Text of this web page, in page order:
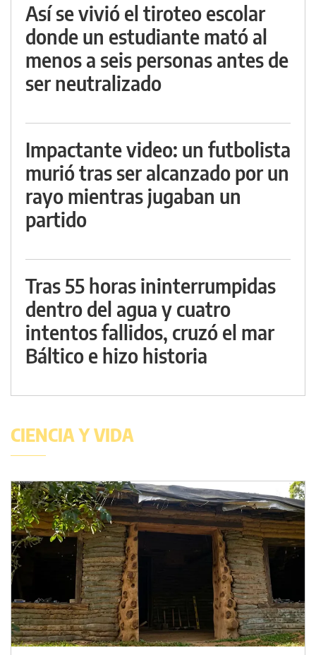
Así se vivió el tiroteo escolar
donde un estudiante mató al
menos a seis personas antes de
ser neutralizado
Impactante video: un futbolista
murió tras ser alcanzado por un
rayo mientras jugaban un
partido
Tras 55 horas ininterrumpidas
dentro del agua y cuatro
intentos fallidos, cruzó el mar
Báltico e hizo historia
CIENCIA Y VIDA